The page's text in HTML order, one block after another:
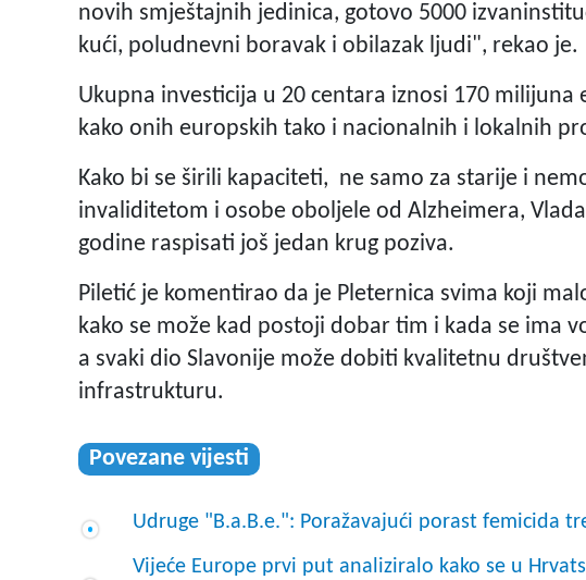
novih smještajnih jedinica, gotovo 5000
kući, poludnevni boravak i obilazak ljudi", rekao je.
Ukupna investicija u 20 centara iznosi 170
kako onih europskih tako i nacionalnih i lokalnih
Kako bi se širili kapaciteti, ne samo za starije i
invaliditetom i osobe oboljele od Alzheimera,
godine raspisati još jedan krug poziva.
Piletić je komentirao da je Pleternica svima koji
kako se može kad postoji dobar tim i kada se ima
a svaki dio Slavonije može dobiti kvalitetnu
infrastrukturu.
Povezane vijesti
Udruge "B.a.B.e.": Poražavajući porast femicida
Vijeće Europe prvi put analiziralo kako se u